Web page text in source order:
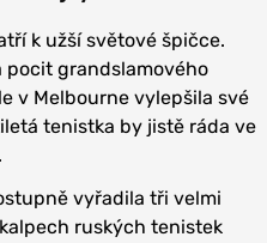
k užší světové špičce.
pocit grandslamového
v Melbourne vylepšila své
tenistka by jistě ráda ve
vyřadila tři velmi
ruských tenistek